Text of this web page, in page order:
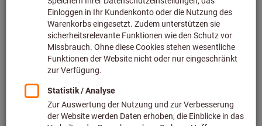
Bild zum Vergrößern anklicken